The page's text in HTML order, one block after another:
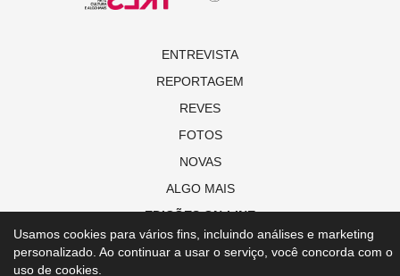
ENTREVISTA
REPORTAGEM
REVES
FOTOS
NOVAS
ALGO MAIS
EDIÇÕES ON-LINE
© Copyright 2021 Revista Revestrés
Usamos cookies para vários fins, incluindo análises e marketing
personalizado. Ao continuar a usar o serviço, você concorda com o
uso de cookies.